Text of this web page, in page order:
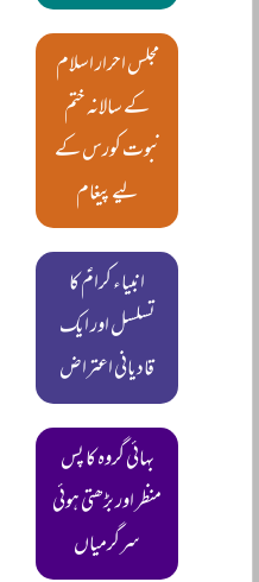
مجلس احرار اسلام
کے سالانہ ختم
نبوت کورس کے
لیے پیغام
انبیاء کرامؑ کا
تسلسل اور ایک
قادیانی اعتراض
بہائی گروہ کا پس
منظر اور بڑھتی ہوئی
سرگرمیاں